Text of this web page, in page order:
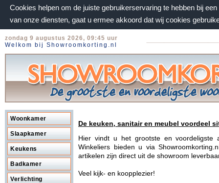
Cookies helpen om de juiste gebruikerservaring te hebben bij
van onze diensten, gaat u ermee akkoord dat wij cookies
zondag 9 augustus 2026, 09:45 uur
Welkom bij Showroomkorting.nl
Woonkamer
Slaapkamer
Keukens
Badkamer
Verlichting
De keuken, sanitair en meubel voordeel
Hier vindt u het grootste en voordeligste
Winkeliers bieden u via
artikelen zijn direct uit de showroom
Veel kijk- en koopplezier!